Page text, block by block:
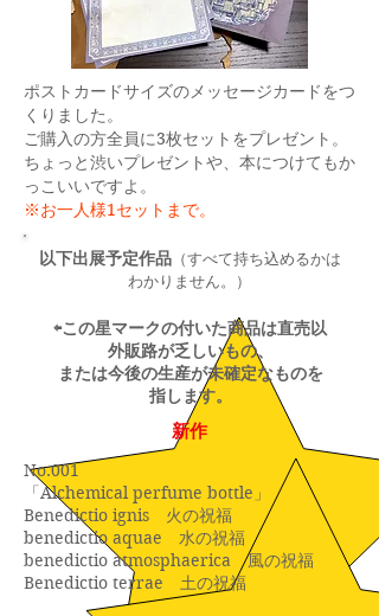
ポストカードサイズのメッセージカードをつ
くりました。
ご購入の方全員に3枚セットをプレゼント。
​ちょっと渋いプレゼントや、本につけてもか
っこいいですよ。
​※お一人様1セットまで。
​以下出展予定作品（すべて持ち込めるかは
わかりません。）
⇦この星マークの付いた商品は直売以
外販路が乏しいもの、
または今後の生産が未確定なものを
指します。
新作
No.001
「Alchemical perfume bottle」
Benedictio ignis 火の祝福
benedictio aquae 水の祝福
benedictio atmosphaerica 風の祝福
Benedictio terrae 土の祝福